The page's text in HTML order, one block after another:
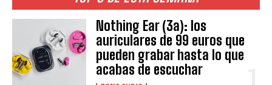
Nothing Ear (3a): los
auriculares de 99 euros que
pueden grabar hasta lo que
acabas de escuchar